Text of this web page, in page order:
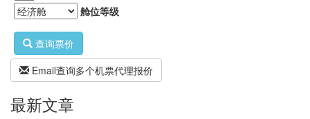
舱位等级
查询票价
Email查询多个机票代理报价
最新文章